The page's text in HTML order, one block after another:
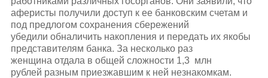
аферисты получили доступ к ее банковским счетам и
под предлогом сохранения сбережений
убедили обналичить накопления и передать их якобы
представителям банка. За несколько раз
женщина отдала в общей сложности 1,3 млн
рублей разным приезжавшим к ней незнакомкам.